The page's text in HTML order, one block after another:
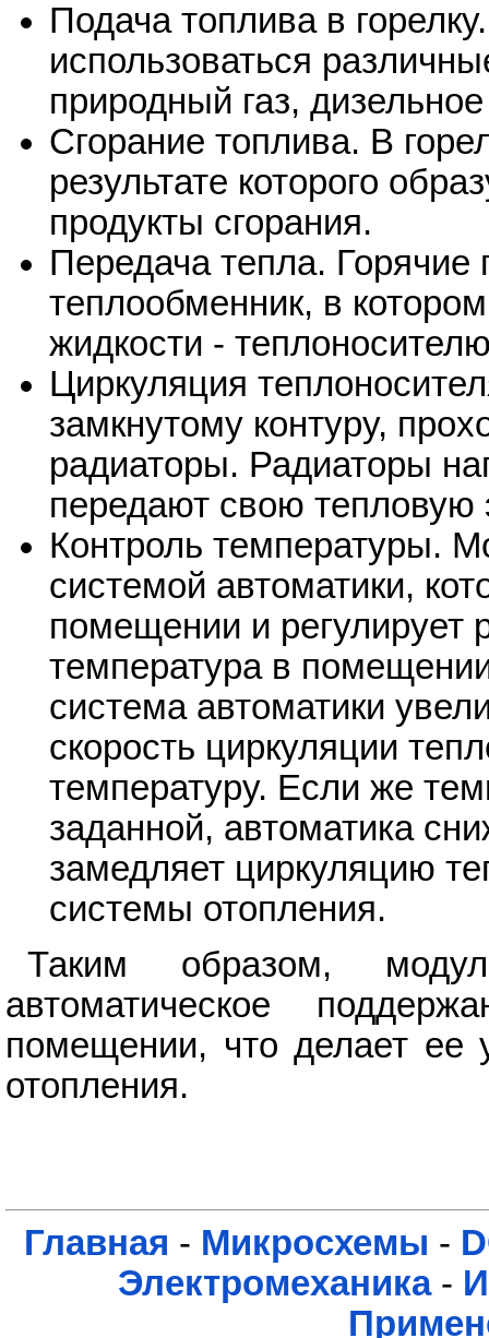
Подача топлива в
использоваться
природный газ,
Сгорание топлива. В
результате которого
продукты сгорания.
Передача тепла. Горячие
теплообменник, в
жидкости -
Циркуляция
замкнутому контуру,
радиаторы. Радиаторы
передают свою
Контроль температуры.
системой автоматики,
помещении и регулирует
температура в
система автоматики
скорость циркуляции
температуру. Если же
заданной, автоматика
замедляет циркуляцию
системы отопления.
Таким образом,
автоматическое
помещении, что делает ее
отопления.
Главная - Микросхемы -
Электромеханика-